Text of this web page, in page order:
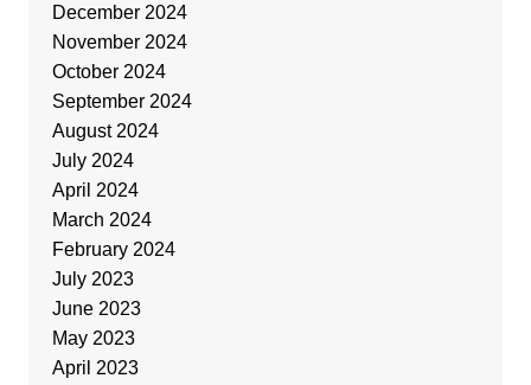
December 2024
November 2024
October 2024
September 2024
August 2024
July 2024
April 2024
March 2024
February 2024
July 2023
June 2023
May 2023
April 2023